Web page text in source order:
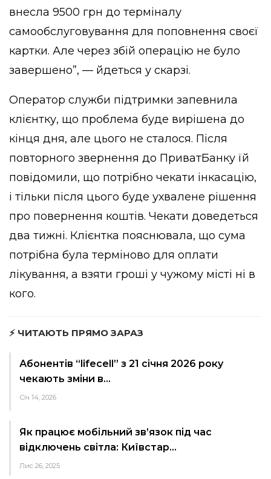
внесла 9500 грн до терміналу
самообслуговування для поповнення своєї
картки. Але через збій операцію не було
завершено”, — йдеться у скарзі.
Оператор служби підтримки запевнила
клієнтку, що проблема буде вирішена до
кінця дня, але цього не сталося. Після
повторного звернення до ПриватБанку їй
повідомили, що потрібно чекати інкасацію,
і тільки після цього буде ухвалене рішення
про повернення коштів. Чекати доведеться
два тижні. Клієнтка пояснювала, що сума
потрібна була терміново для оплати
лікування, а взяти гроші у чужому місті ні в
кого.
⚡ ЧИТАЮТЬ ПРЯМО ЗАРАЗ
Абонентів “lifecell” з 21 січня 2026 року
чекають зміни в…
Січ 14, 2026
Як працює мобільний зв’язок під час
відключень світла: Київстар…
Лис 26, 2025